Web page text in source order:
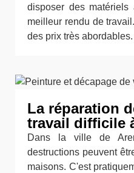
disposer des matériels
meilleur rendu de
des prix très abordables.
La réparation
travail difficile
Dans la ville de
destructions peuvent
maisons. C'est